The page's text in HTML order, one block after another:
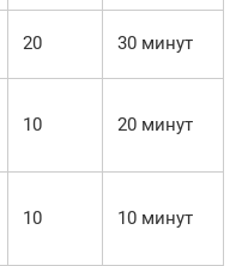
20 30 минут
10 20 минут
10 10 минут